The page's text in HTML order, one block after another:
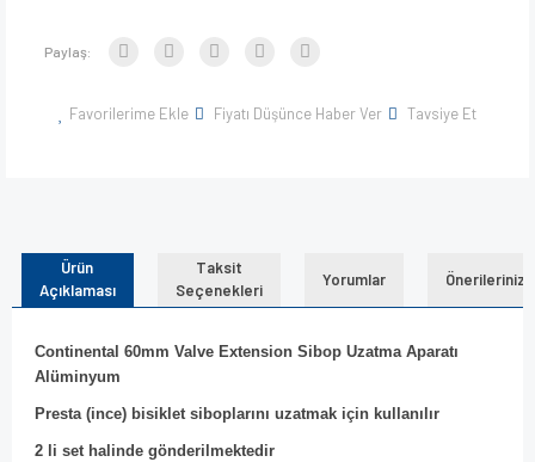
Paylaş:
Favorilerime Ekle Fiyatı Düşünce Haber Ver Tavsiye Et
Ürün
Açıklaması
Taksit
Seçenekleri
Yorumlar Önerileriniz
Continental 60mm Valve Extension Sibop Uzatma Aparatı
Alüminyum
Presta (ince) bisiklet siboplarını uzatmak için kullanılır
2 li set halinde gönderilmektedir